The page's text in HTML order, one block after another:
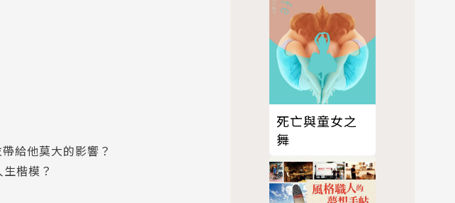
給他莫大的影響？
楷模？
死亡與童女之
舞